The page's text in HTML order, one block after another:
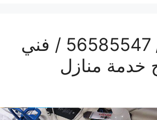
رقم محل تلفونات الضباعية / 56585547 / فني
خدمة منازل